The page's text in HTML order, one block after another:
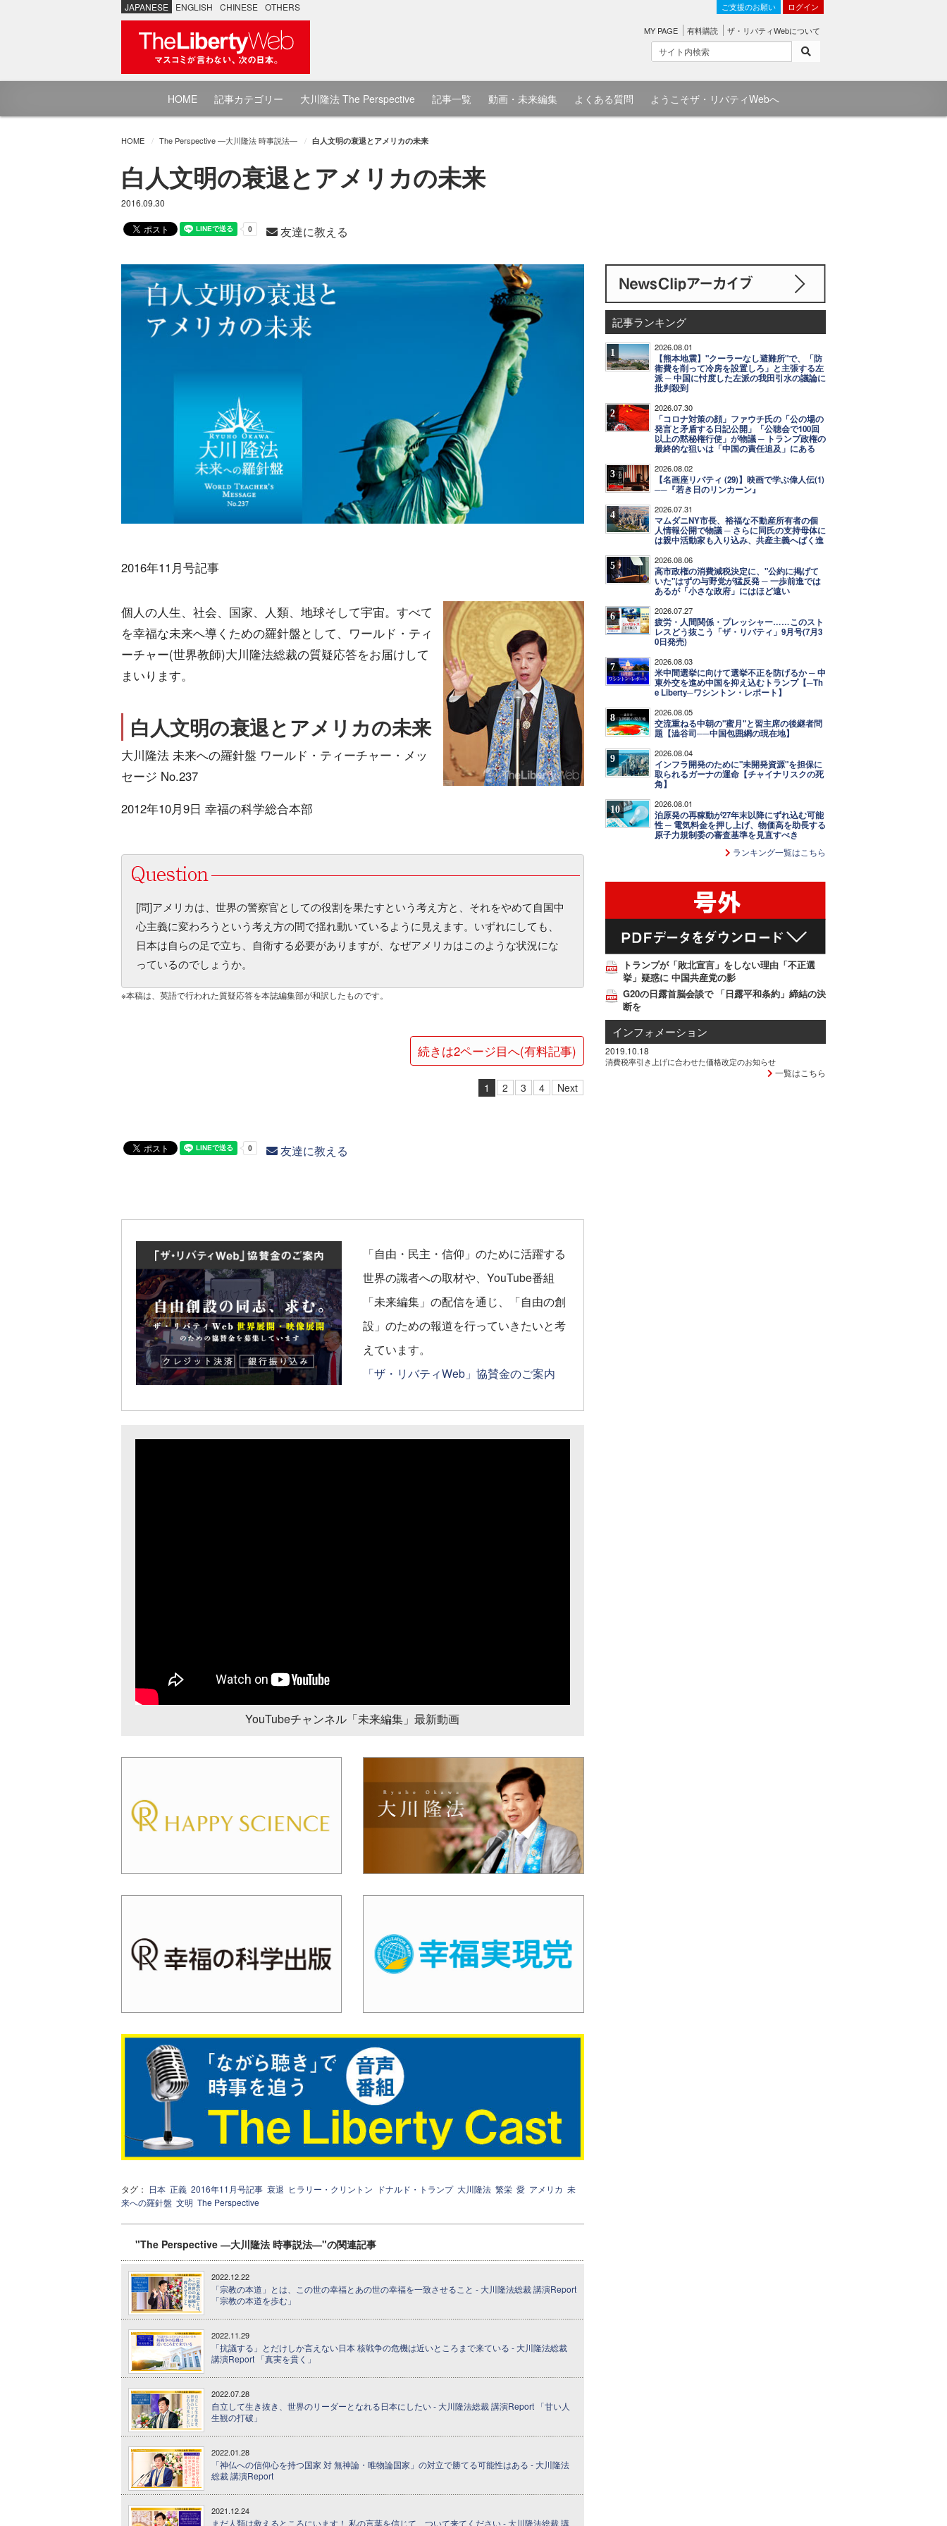
JAPANESE ENGLISH CHINESE OTHERS ご支援のお願い ログイン
MY PAGE 有料購読 ザ・リバティWebについて
HOME 記事カテゴリー 大川隆法 The Perspective 記事一覧 動画・未来編集 よくある質問 ようこそザ・リバティWebへ
HOME The Perspective ―大川隆法 時事説法― 白人文明の衰退とアメリカの未来
白人文明の衰退とアメリカの未来
2016.09.30
友達に教える
2016年11月号記事
個人の人生、社会、国家、人類、地球そして宇宙。すべて
を幸福な未来へ導くための羅針盤として、ワールド・ティ
ーチャー(世界教師)大川隆法総裁の質疑応答をお届けして
まいります。
白人文明の衰退とアメリカの未来
大川隆法 未来への羅針盤 ワールド・ティーチャー・メッ
セージ No.237
2012年10月9日 幸福の科学総合本部
[問]アメリカは、世界の警察官としての役割を果たすという考え方と、それをやめて自国中
心主義に変わろうという考え方の間で揺れ動いているように見えます。いずれにしても、
日本は自らの足で立ち、自衛する必要がありますが、なぜアメリカはこのような状況にな
っているのでしょうか。
※本稿は、英語で行われた質疑応答を本誌編集部が和訳したものです。
続きは2ページ目へ(有料記事)
1 2 3 4 Next
友達に教える
「自由・民主・信仰」のために活躍する
世界の識者への取材や、YouTube番組
「未来編集」の配信を通じ、「自由の創
設」のための報道を行っていきたいと考
えています。
「ザ・リバティWeb」協賛金のご案内
YouTubeチャンネル「未来編集」最新動画
タグ： 日本 正義 2016年11月号記事 衰退 ヒラリー・クリントン ドナルド・トランプ 大川隆法 繁栄 愛 アメリカ 未
来への羅針盤 文明 The Perspective
"The Perspective ―大川隆法 時事説法―"の関連記事
2022.12.22
「宗教の本道」とは、この世の幸福とあの世の幸福を一致させること - 大川隆法総裁 講演Report
「宗教の本道を歩む」
2022.11.29
「抗議する」とだけしか言えない日本 核戦争の危機は近いところまで来ている - 大川隆法総裁
講演Report 「真実を貫く」
2022.07.28
自立して生き抜き、世界のリーダーとなれる日本にしたい - 大川隆法総裁 講演Report 「甘い人
生観の打破」
2022.01.28
「神仏への信仰心を持つ国家 対 無神論・唯物論国家」の対立で勝てる可能性はある - 大川隆法
総裁 講演Report
2021.12.24
まだ人類は救えるところにいます！ 私の言葉を信じて、ついて来てください - 大川隆法総裁 講
記事ランキング
1 2026.08.01
【熊本地震】"クーラーなし避難所"で、「防
衛費を削って冷房を設置しろ」と主張する左
派 ─ 中国に忖度した左派の我田引水の議論に
批判殺到
2 2026.07.30
「コロナ対策の顔」ファウチ氏の「公の場の
発言と矛盾する日記公開」「公聴会で100回
以上の黙秘権行使」が物議 ─ トランプ政権の
最終的な狙いは「中国の責任追及」にある
3 2026.08.02
【名画座リバティ (29)】映画で学ぶ偉人伝(1)
──『若き日のリンカーン』
4 2026.07.31
マムダニNY市長、裕福な不動産所有者の個
人情報公開で物議 ─ さらに同氏の支持母体に
は親中活動家も入り込み、共産主義へばく進
5 2026.08.06
高市政権の消費減税決定に、"公約に掲げて
いた"はずの与野党が猛反発 ─ 一歩前進では
あるが「小さな政府」にはほど遠い
6 2026.07.27
疲労・人間関係・プレッシャー……このスト
レスどう抜こう「ザ・リバティ」9月号(7月3
0日発売)
7 2026.08.03
米中間選挙に向けて選挙不正を防げるか ─ 中
東外交を進め中国を抑え込むトランプ【─Th
e Liberty─ワシントン・レポート】
8 2026.08.05
交流重ねる中朝の"蜜月"と習主席の後継者問
題【澁谷司──中国包囲網の現在地】
9 2026.08.04
インフラ開発のために"未開発資源"を担保に
取られるガーナの運命【チャイナリスクの死
角】
10 2026.08.01
泊原発の再稼動が27年末以降にずれ込む可能
性 ─ 電気料金を押し上げ、物価高を助長する
原子力規制委の審査基準を見直すべき
ランキング一覧はこちら
トランプが「敗北宣言」をしない理由「不正選
挙」疑惑に 中国共産党の影
G20の日露首脳会談で 「日露平和条約」締結の決
断を
インフォメーション
2019.10.18
消費税率引き上げに合わせた価格改定のお知らせ
一覧はこちら